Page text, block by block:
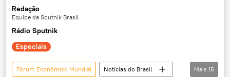
Redação
Equipe da Sputnik Brasil
Rádio Sputnik
Especiais
Fórum Econômico Mundial
Notícias do Brasil
Mais 15